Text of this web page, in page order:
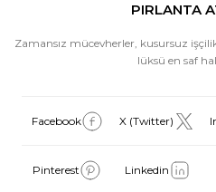
PIRLANTA
Zamansız mücevherler, kusursuz
lüksü en saf
Facebook X (Twitter)
Pinterest Linkedin